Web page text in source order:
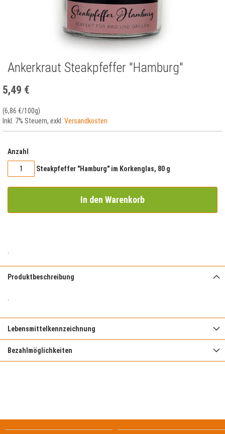
Zum
der
Bildergalerie
Ankerkraut Steakpfeffer "Hamburg"
5,49 €
(6,86 €/100g)
Inkl. 7% Steuern, exkl. Versandkosten
Anzahl
Steakpfeffer "Hamburg" im Korkenglas, 80 g
In den Warenkorb
Produktbeschreibung
Lebensmittelkennzeichnung
Bezahlmöglichkeiten